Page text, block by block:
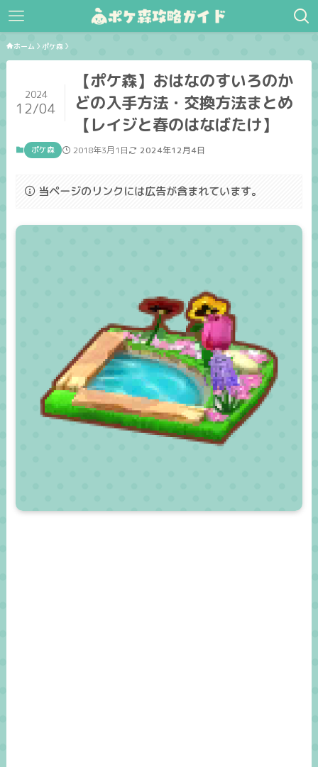
ホーム ポケ森
【ポケ森】おはなのすいろのか
どの入手方法・交換方法まとめ
【レイジと春のはなばたけ】
2024
12/04
ポケ森 2018年3月1日 2024年12月4日
当ページのリンクには広告が含まれています。